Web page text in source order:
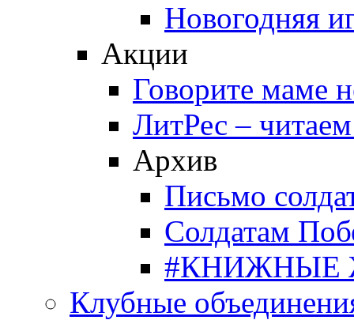
Новогодняя
Акции
Говорите маме
ЛитРес –
Архив
Письмо
Солдатам
#КНИЖНЫЕ
Клубные